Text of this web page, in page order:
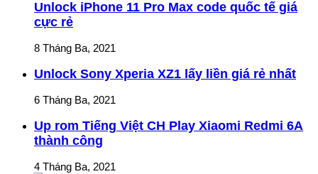
Unlock iPhone 11 Pro Max code quốc tế giá
cực rẻ
8 Tháng Ba, 2021
Unlock Sony Xperia XZ1 lấy liền giá rẻ nhất
6 Tháng Ba, 2021
Up rom Tiếng Việt CH Play Xiaomi Redmi 6A
thành công
4 Tháng Ba, 2021